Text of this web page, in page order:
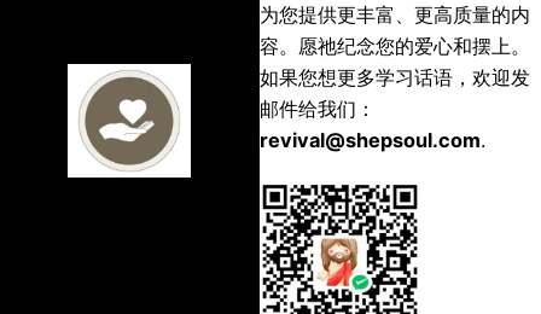
为您提供更丰富、更高质量的内
容。愿祂纪念您的爱心和摆上。
如果您想更多学习话语，欢迎发
邮件给我们：
revival@shepsoul.com.